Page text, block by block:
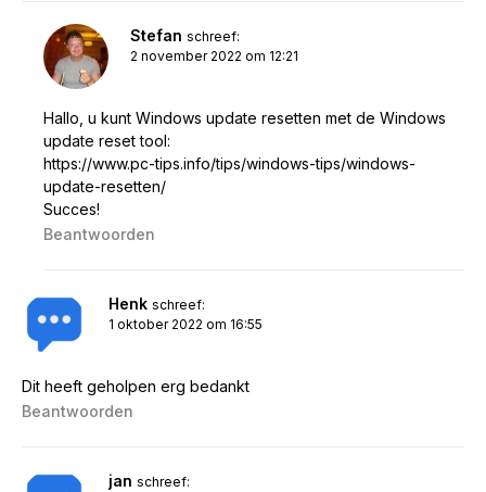
Stefan schreef:
2 november 2022 om 12:21
Hallo, u kunt Windows update resetten met de Windows
update reset tool:
https://www.pc-tips.info/tips/windows-tips/windows-
update-resetten/
Succes!
Beantwoorden
Henk schreef:
1 oktober 2022 om 16:55
Dit heeft geholpen erg bedankt
Beantwoorden
jan schreef: